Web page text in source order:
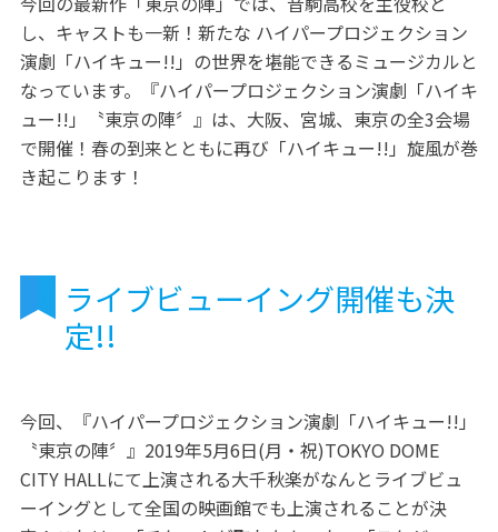
し、キャストも一新！新たな ハイパープロジェクション
演劇「ハイキュー!!」の世界を堪能できるミュージカルと
なっています。『ハイパープロジェクション演劇「ハイキ
ュー!!」〝東京の陣〞』は、大阪、宮城、東京の全3会場
で開催！春の到来とともに再び「ハイキュー!!」旋風が巻
き起こります！
ライブビューイング開催も決
定!!
今回、『ハイパープロジェクション演劇「ハイキュー!!」
〝東京の陣〞』2019年5月6日(月・祝)TOKYO DOME
CITY HALLにて上演される大千秋楽がなんとライブビュ
ーイングとして全国の映画館でも上演されることが決